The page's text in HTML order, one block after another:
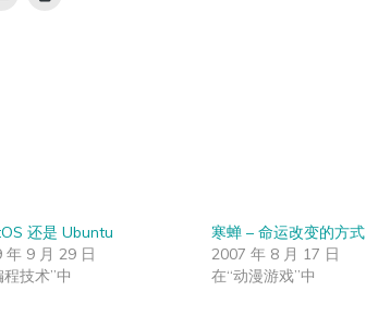
还是 Ubuntu
年 9 月 29 日
程技术”中
寒蝉 – 命运改变的方式
2007 年 8 月 17 日
在“动漫游戏”中